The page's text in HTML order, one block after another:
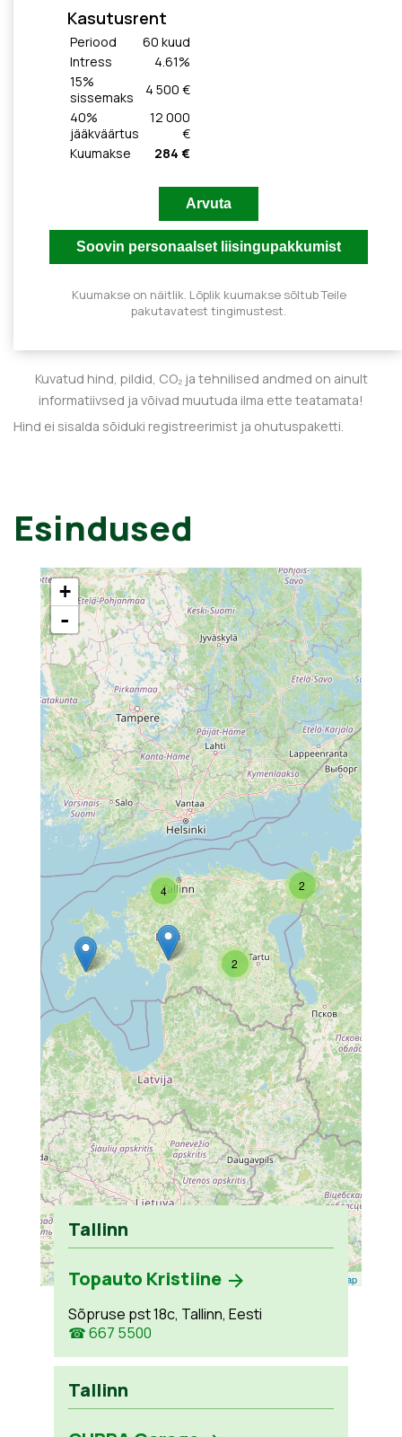
Kasutusrent
Periood 60 kuud
Intress
4.61%
15%
sissemaks
4 500 €
40%
jääkväärtus
12 000
€
Kuumakse
284 €
Kuumakse on näitlik. Lõplik kuumakse sõltub Teile
pakutavatest tingimustest.
Kuvatud hind, pildid, CO₂ ja tehnilised andmed on ainult
informatiivsed ja võivad muutuda ilma ette teatamata!
Hind ei sisalda sõiduki registreerimist ja ohutuspaketti.
Esindused
2
2
4
+
-
Leaflet OpenStreetMap
Tallinn
Topauto Kristiine
Sõpruse pst 18c, Tallinn, Eesti
☎ 667 5500
Tallinn